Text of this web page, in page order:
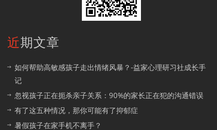
近期文章
如何帮助高敏感孩子走出情绪风暴？-益家心理研习社成长手
记
忽视孩子正在扼杀亲子关系：90%的家长正在犯的沟通错误
有了这五种情况，那你可能有了抑郁症
暑假孩子在家手机不离手？